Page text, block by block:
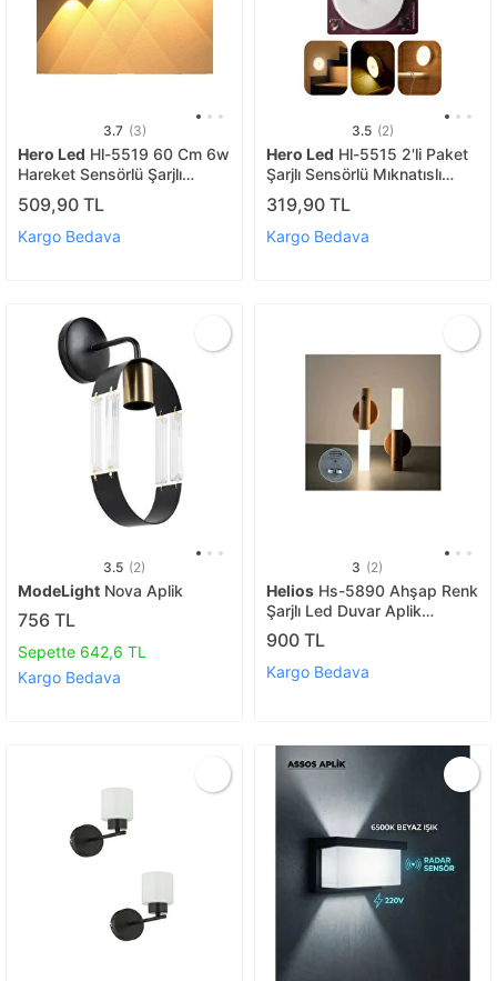
3.7 (3)
Hero Led Hl-5519 60 Cm 6w
Hareket Sensörlü Şarjlı
Taşınabilir Led Cabinet
Tezgah Üstü Beyaz Kasa
509,90 TL
Kargo Bedava
3.5 (2)
Hero Led Hl-5515 2'li Paket
Şarjlı Sensörlü Mıknatıslı
Kabin Led Aydınlatma Lamba
Dolap Dekoratif Spot 4000k
319,90 TL
Kargo Bedava
3.5 (2)
ModeLight Nova Aplik
756 TL
Sepette 642,6 TL
Kargo Bedava
3 (2)
Helios Hs-5890 Ahşap Renk
Şarjlı Led Duvar Aplik
Günışığı (2 Adet)
900 TL
Kargo Bedava